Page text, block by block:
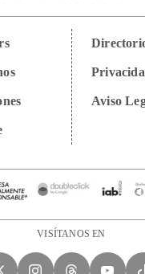
Aviso
VISÍTANOS EN